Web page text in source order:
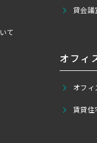
て
貸会議
オフィ
オフィ
賃貸住